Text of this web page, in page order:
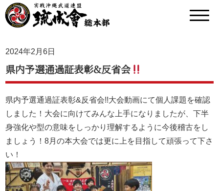
2024年2月6日
県内予選通過証表彰&反省会
県内予選通過証表彰&反省会!!大会動画にて個人課題を確認
しました！大会に向けてみんな上手になりましたが、下半
身強化や型の意味をしっかり理解するように今後稽古をし
ましょう！8月の本大会では更に上を目指して頑張って下さ
い！